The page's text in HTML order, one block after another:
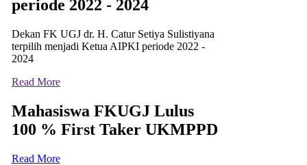
periode 2022 - 2024
Dekan FK UGJ dr. H. Catur Setiya Sulistiyana
terpilih menjadi Ketua AIPKI periode 2022 -
2024
Read More
Mahasiswa FKUGJ Lulus
100 % First Taker UKMPPD
Read More